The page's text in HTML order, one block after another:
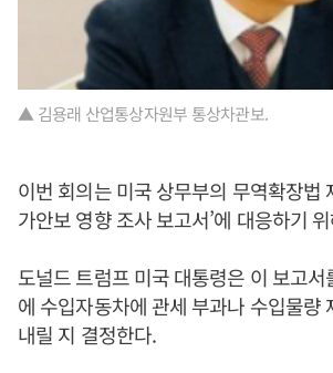
▲ 김용래 산업통상자원부 통상차관보.
이번 회의는 미국 상무부의 무역확장법
가안보 영향 조사 보고서’에 대응하기
도널드 트럼프 미국 대통령은 이 보고서
에 수입자동차에 관세 부과나 수입물량
내릴 지 결정한다.